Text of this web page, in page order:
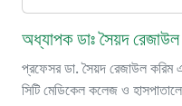
অধ্যাপক ডাঃ সৈয়দ রেজাউল
প্রফেসর ডা. সৈয়দ রেজাউল করিম
সিটি মেডিকেল কলেজ ও